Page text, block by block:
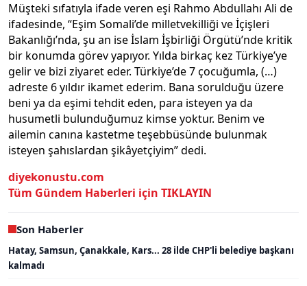
Müşteki sıfatıyla ifade veren eşi Rahmo Abdullahı Ali de
ifadesinde, “Eşim Somali’de milletvekilliği ve İçişleri
Bakanlığı’nda, şu an ise İslam İşbirliği Örgütü’nde kritik
bir konumda görev yapıyor. Yılda birkaç kez Türkiye’ye
gelir ve bizi ziyaret eder. Türkiye’de 7 çocuğumla, (…)
adreste 6 yıldır ikamet ederim. Bana sorulduğu üzere
beni ya da eşimi tehdit eden, para isteyen ya da
husumetli bulunduğumuz kimse yoktur. Benim ve
ailemin canına kastetme teşebbüsünde bulunmak
isteyen şahıslardan şikâyetçiyim” dedi.
diyekonustu.com
Tüm Gündem Haberleri için TIKLAYIN
Son Haberler
Hatay, Samsun, Çanakkale, Kars... 28 ilde CHP'li belediye başkanı
kalmadı